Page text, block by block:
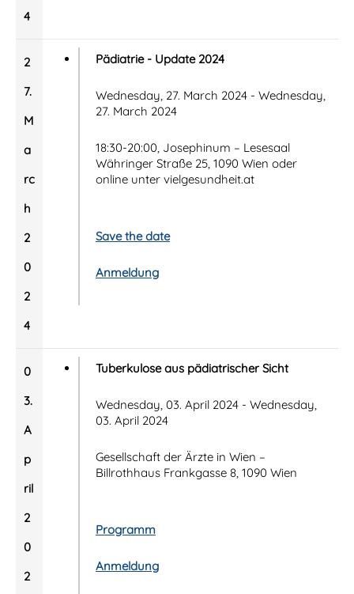
4
2
7.
M
a
rc
h
2
0
2
4
Pädiatrie - Update 2024
Wednesday, 27. March 2024 - Wednesday,
27. March 2024
18:30-20:00, Josephinum – Lesesaal
Währinger Straße 25, 1090 Wien oder
online unter vielgesundheit.at
Save the date
Anmeldung
0
3.
A
p
ril
2
0
2
Tuberkulose aus pädiatrischer Sicht
Wednesday, 03. April 2024 - Wednesday,
03. April 2024
Gesellschaft der Ärzte in Wien –
Billrothhaus Frankgasse 8, 1090 Wien
Programm
Anmeldung